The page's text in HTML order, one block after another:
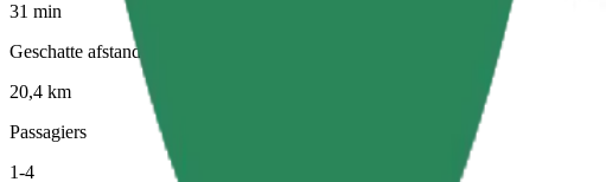
31 min
Geschatte afstand
20,4 km
Passagiers
1-4